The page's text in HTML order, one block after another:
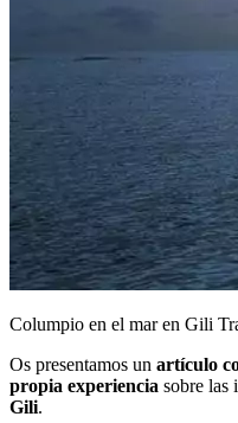
Columpio en el mar en Gili
Os presentamos un artículo
propia experiencia sobre las
Gili.